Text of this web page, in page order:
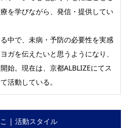
を学びながら、発信・提供してい
中で、未病・予防の必要性を実感
ガを伝えたいと思うようになり、
始。現在は、京都ALBLIZEにてス
活動している。
| 活動スタイル